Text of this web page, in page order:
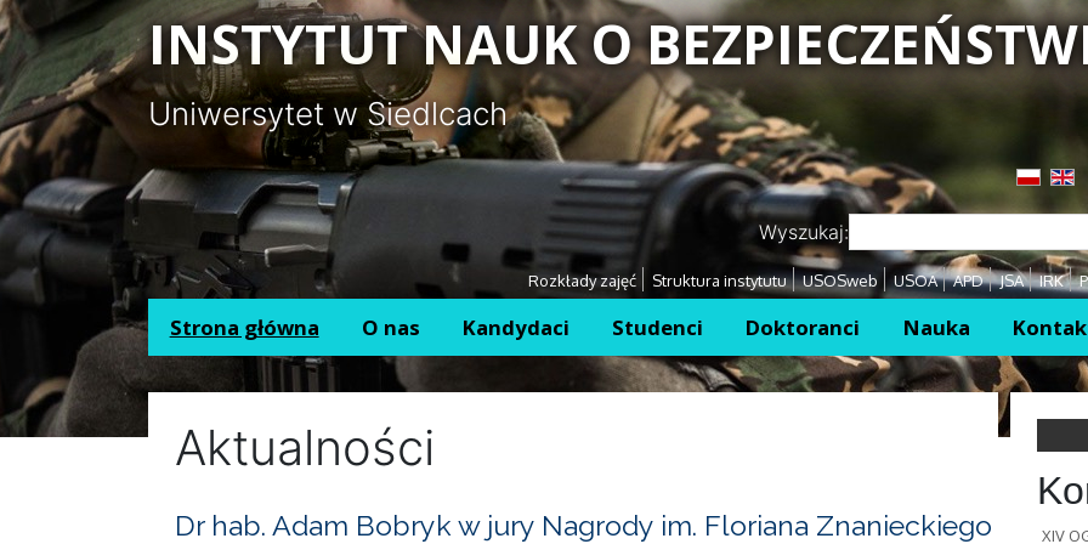
Panel zarządzania plikami cookies
INSTYTUT NAUK O
Uniwersytet w Siedlcach
Przejdź
Przejdź
Wyszukaj:
Rozkłady zajęć Struktura instytutu USOSweb USOA APD JSA IRK
Strona główna O nas Kandydaci Studenci Doktoranci Nauka
Aktualności
Dr hab. Adam Bobryk w jury Nagrody im. Floriana Znanieckiego XIV